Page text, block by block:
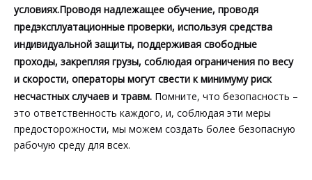
условиях.Проводя надлежащее обучение, проводя
предэксплуатационные проверки, используя средства
индивидуальной защиты, поддерживая свободные
проходы, закрепляя грузы, соблюдая ограничения по весу
и скорости, операторы могут свести к минимуму риск
несчастных случаев и травм. Помните, что безопасность –
это ответственность каждого, и, соблюдая эти меры
предосторожности, мы можем создать более безопасную
рабочую среду для всех.